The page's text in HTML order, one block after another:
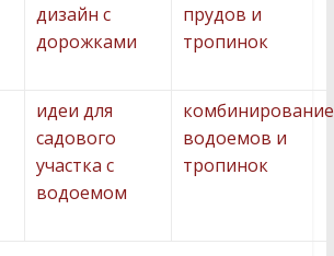
дизайн с
дорожками
прудов и
тропинок
идеи для
садового
участка с
водоемом
комбинирование
водоемов и
тропинок